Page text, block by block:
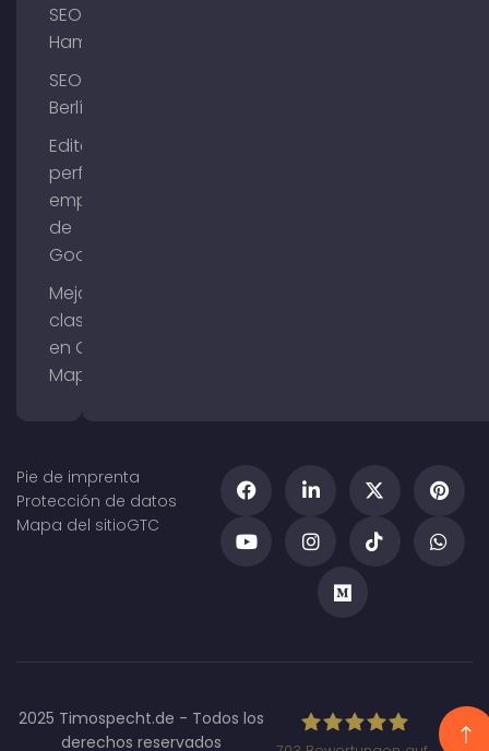
SEO
Hamburgo
SEO
Berlín
Editar el
perfil de
empresa
de
Google
Mejorar la
clasificación
en Google
Maps
Pie de imprenta
Protección de datos
Mapa del sitioGTC
2025 Timospecht.de - Todos los
derechos reservados